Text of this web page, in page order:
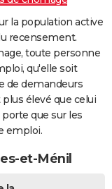
la population active
recensement.
toute personne
qu'elle soit
de demandeurs
élevé que celui
que sur les
emploi.
et-Ménil